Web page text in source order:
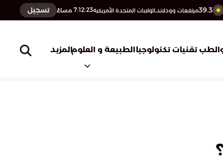
39.3مرتفعات وودلاند,الولايات المتحدة الأمريكية7:12:24 مساءً تسجيل
تقنيات تكنولوجياالطبيعة و العلومالمزيد